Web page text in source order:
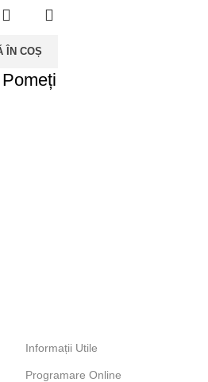
ÎN COȘ
Informații Utile
Programare Online